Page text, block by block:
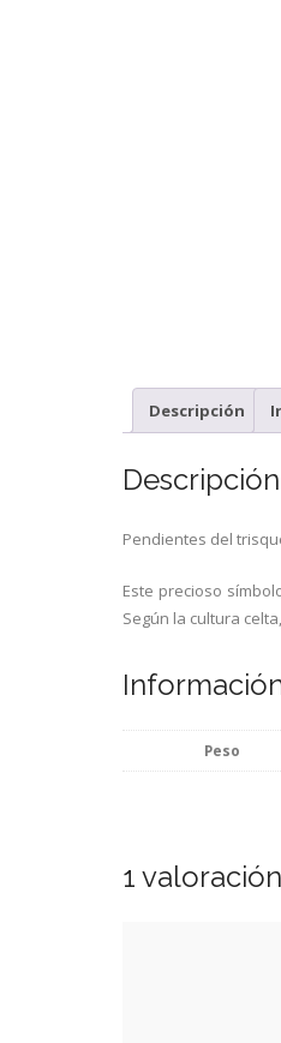
Descripción
Descripción
Pendientes del
Este precioso
Según la cultura
Peso
1